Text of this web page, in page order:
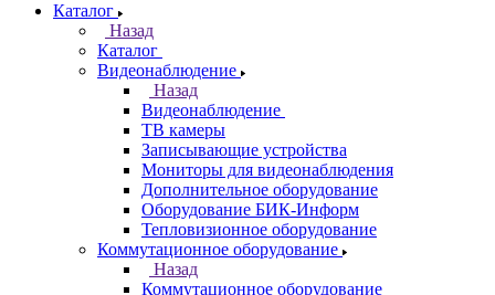
Каталог
Назад
Каталог
Видеонаблюдение
Назад
Видеонаблюдение
ТВ камеры
Записывающие устройства
Мониторы для видеонаблюдения
Дополнительное оборудование
Оборудование БИК-Информ
Тепловизионное оборудование
Коммутационное оборудование
Назад
Коммутационное оборудование